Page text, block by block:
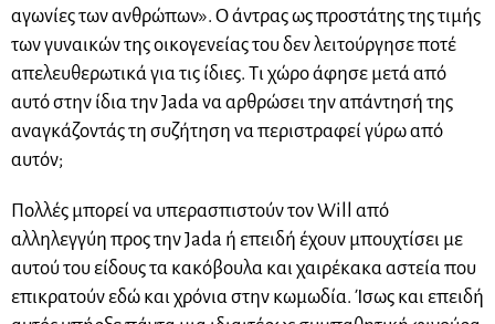
αγωνίες των ανθρώπων». Ο άντρας ως προστάτης της τιμής
των γυναικών της οικογενείας του δεν λειτούργησε ποτέ
απελευθερωτικά για τις ίδιες. Τι χώρο άφησε μετά από
αυτό στην ίδια την Jada να αρθρώσει την απάντησή της
αναγκάζοντάς τη συζήτηση να περιστραφεί γύρω από
αυτόν;
Πολλές μπορεί να υπερασπιστούν τον Will από
αλληλεγγύη προς την Jada ή επειδή έχουν μπουχτίσει με
αυτού του είδους τα κακόβουλα και χαιρέκακα αστεία που
επικρατούν εδώ και χρόνια στην κωμωδία. Ίσως και επειδή